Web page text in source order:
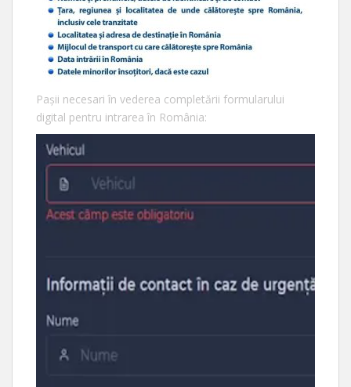
Pașii necesari în vederea completării formularului
digital pentru intrarea în România: